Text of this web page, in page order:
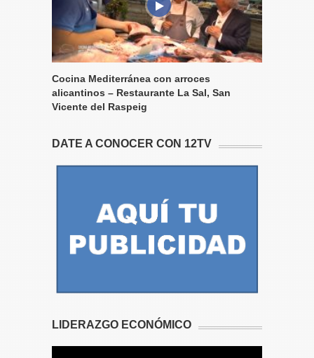
Cocina Mediterránea con arroces
alicantinos – Restaurante La Sal, San
Vicente del Raspeig
DATE A CONOCER CON 12TV
LIDERAZGO ECONÓMICO